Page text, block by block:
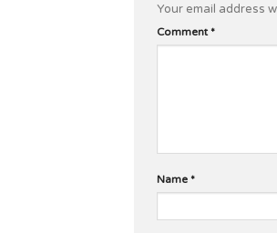
Your email address
Comment *
Name *